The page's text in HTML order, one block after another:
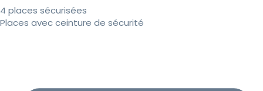
4 places sécurisées
Places avec ceinture de sécurité